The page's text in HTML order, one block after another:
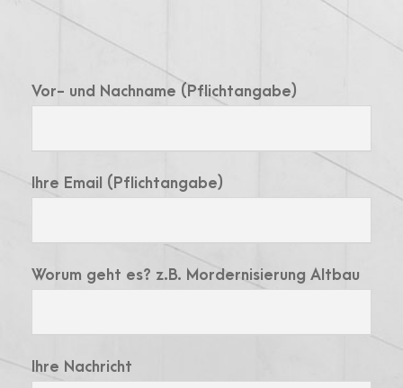
Vor- und Nachname (Pflichtangabe)
Ihre Email (Pflichtangabe)
Worum geht es? z.B. Mordernisierung Altbau
Ihre Nachricht